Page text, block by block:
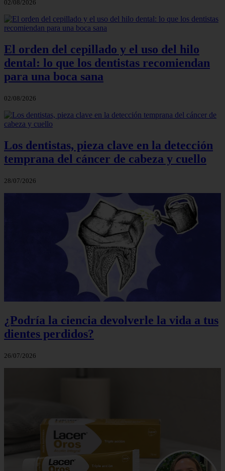
02/08/2026
El orden del cepillado y el uso del hilo
dental: lo que los dentistas recomiendan
para una boca sana
02/08/2026
Los dentistas, pieza clave en la detección
temprana del cáncer de cabeza y cuello
28/07/2026
¿Podría la ciencia devolverle la vida a tus
dientes perdidos?
26/07/2026